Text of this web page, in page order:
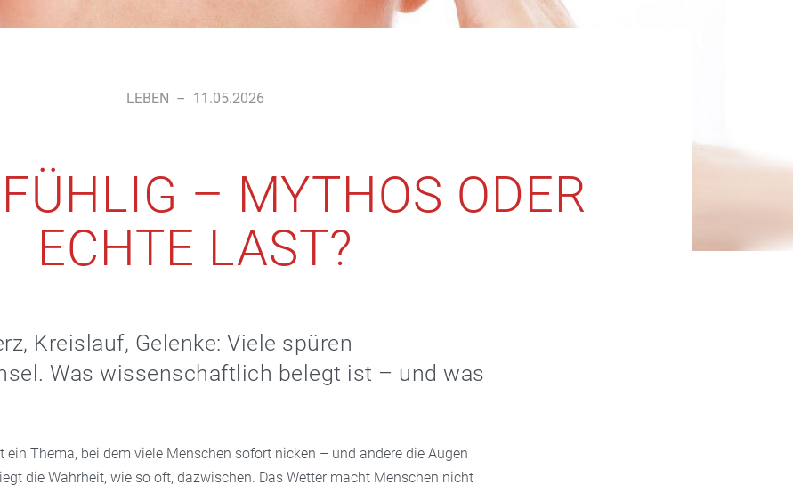
LEBEN – 11.05.2026
– MYTHOS ODER
ECHTE LAST?
Kreislauf, Gelenke: Viele spüren
Was wissenschaftlich belegt ist – und was
ein Thema, bei dem viele Menschen sofort nicken – und andere die Augen
die Wahrheit, wie so oft, dazwischen. Das Wetter macht Menschen nicht